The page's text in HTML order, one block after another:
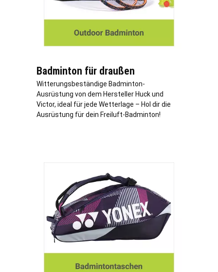
Badminton für draußen
Witterungsbeständige Badminton-
Ausrüstung von dem Hersteller Huck und
Victor, ideal für jede Wetterlage – Hol dir die
Ausrüstung für dein Freiluft-Badminton!